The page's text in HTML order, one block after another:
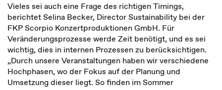
Vieles sei auch eine Frage des richtigen Timings,
berichtet Selina Becker, Director Sustainability bei der
FKP Scorpio Konzertproduktionen GmbH. Für
Veränderungsprozesse werde Zeit benötigt, und es sei
wichtig, dies in internen Prozessen zu berücksichtigen.
„Durch unsere Veranstaltungen haben wir verschiedene
Hochphasen, wo der Fokus auf der Planung und
Umsetzung dieser liegt. So finden im Sommer